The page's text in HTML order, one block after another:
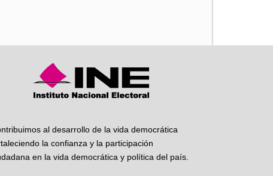
al desarrollo de la vida democrática
la confianza y la participación
en la vida democrática y política del país.